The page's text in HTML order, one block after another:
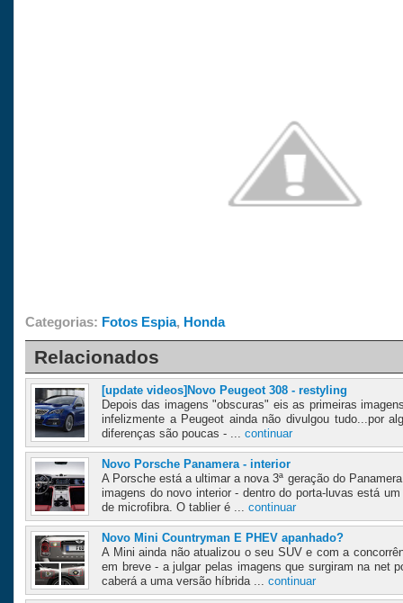
Categorias: Fotos Espia, Honda
Relacionados
[update videos]Novo Peugeot 308 - restyling
Depois das imagens "obscuras" eis as primeiras
infelizmente a Peugeot ainda não divulgou tudo...por
diferenças são poucas - ... continuar
Novo Porsche Panamera - interior
A Porsche está a ultimar a nova 3ª geração do
imagens do novo interior - dentro do porta-luvas está
de microfibra. O tablier é ... continuar
Novo Mini Countryman E PHEV apanhado?
A Mini ainda não atualizou o seu SUV e com a
em breve - a julgar pelas imagens que surgiram na net
caberá a uma versão híbrida ... continuar